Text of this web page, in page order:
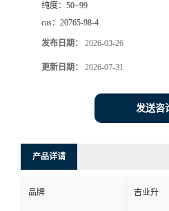
纯度： 50~99
cas： 20765-98-4
发布日期： 2026-03-26
更新日期： 2026-07-31
发送咨
产品详请
品牌 吉业升